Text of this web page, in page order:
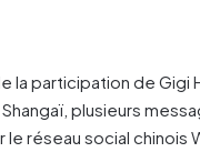
la participation de Gigi
plusieurs
le réseau social chinois